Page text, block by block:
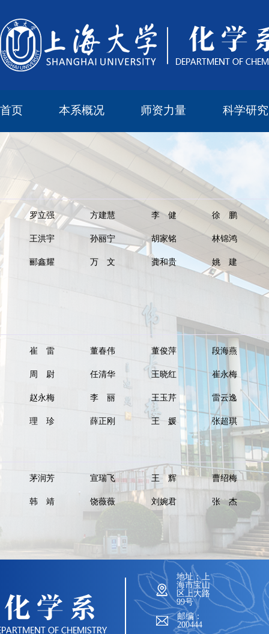
首页 本系概况
本科培养委员会
教学与科研研究所
师资力量 科学研究
罗立强 方建慧 李 健 徐 鹏
王洪宇 孙丽宁 胡家铭 林锦鸿
​郦鑫耀 万 文 龚和贵 姚 建
崔 雷 董春伟 董俊萍 段海燕
周 尉 任清华 王晓红 崔永梅
赵永梅 李 丽 王玉芹 雷云逸
理 珍 薛正刚 王 媛 张超琪
茅润芳 宣瑞飞 王 辉 曹绍梅
韩 靖 饶薇薇 刘婉君 张 杰
地址：上
海市宝山
区上大路
99号
邮编：
200444